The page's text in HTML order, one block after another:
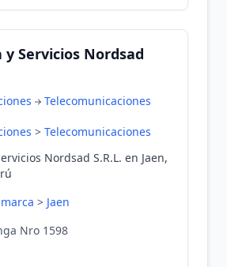
y Servicios Nordsad
Telecomunicaciones
> Telecomunicaciones
Nordsad S.R.L. en Jaen,
> Jaen
Nro 1598